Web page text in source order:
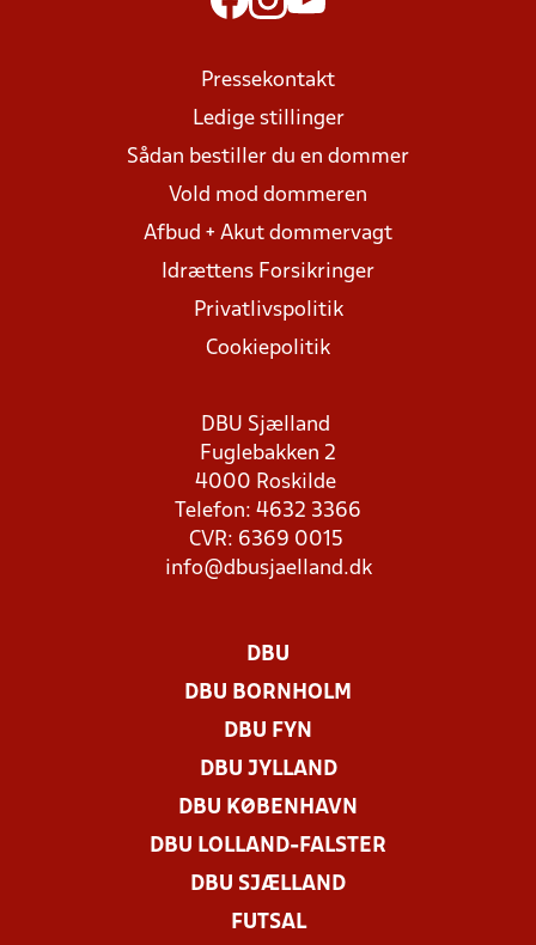
Pressekontakt
Ledige stillinger
Sådan bestiller du en dommer
Vold mod dommeren
Afbud + Akut dommervagt
Idrættens Forsikringer
Privatlivspolitik
Cookiepolitik
DBU Sjælland
Fuglebakken 2
4000 Roskilde
Telefon: 4632 3366
CVR: 6369 0015
info@dbusjaelland.dk
DBU
DBU BORNHOLM
DBU FYN
DBU JYLLAND
DBU KØBENHAVN
DBU LOLLAND-FALSTER
DBU SJÆLLAND
FUTSAL